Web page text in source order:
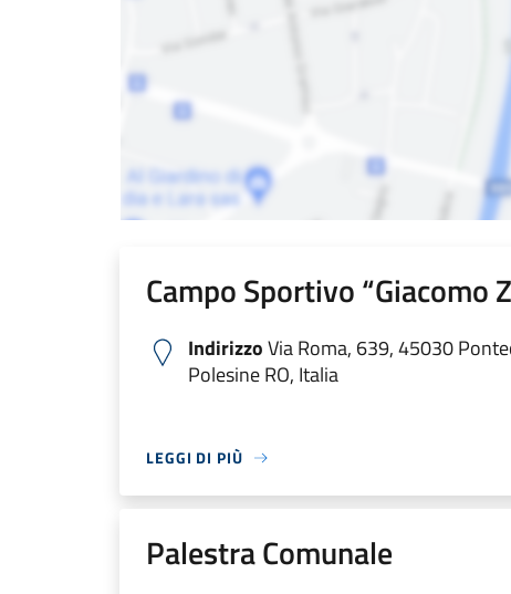
Campo Sportivo “Giacomo
IndirizzoVia Roma, 639, 45030
Polesine RO, Italia
LEGGI DI PIÙ
Palestra Comunale